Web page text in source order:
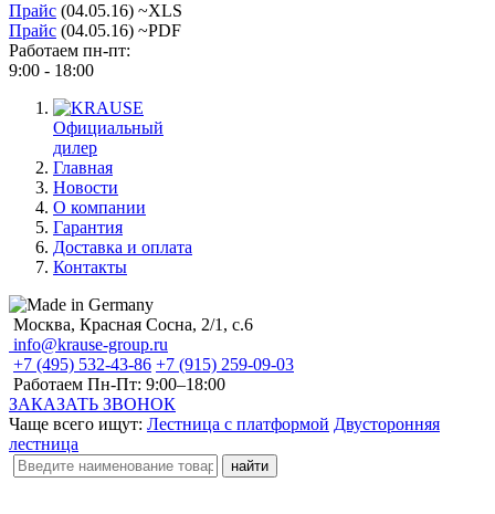
Прайс (04.05.16) ~XLS
Прайс (04.05.16) ~PDF
Работаем пн-пт:
9:00 - 18:00
Официальный
дилер
Главная
Новости
О компании
Гарантия
Доставка и оплата
Контакты
Москва, Красная Сосна, 2/1, с.6
info@krause-group.ru
+7 (495) 532-43-86 +7 (915) 259-09-03
Работаем Пн-Пт: 9:00–18:00
ЗАКАЗАТЬ ЗВОНОК
Чаще всего ищут: Лестница с платформой Двусторонняя
лестница